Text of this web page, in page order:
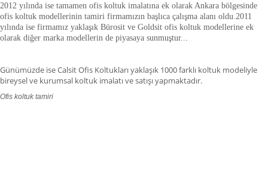
2012 yılında ise tamamen ofis koltuk imalatına ek olarak Ankara bölgesinde
ofis koltuk modellerinin tamiri firmamızın başlıca çalışma alanı oldu.2011
yılında ise firmamız yaklaşık Bürosit ve Goldsit ofis koltuk modellerine ek
olarak diğer marka modellerin de piyasaya sunmuştur...
Günümüzde ise Calsit Ofis Koltukları yaklaşık 1000 farklı koltuk modeliyle
bireysel ve kurumsal koltuk imalatı ve satışı yapmaktadır.
Ofis koltuk tamiri